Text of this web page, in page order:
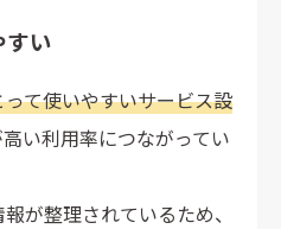
すい
て使いやすいサービス設
い利用率につながってい
が整理されているため、